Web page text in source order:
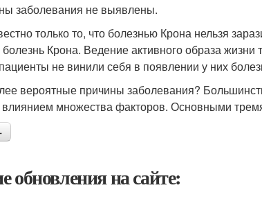
заболевания не выявлены.
только то, что болезнью Крона нельзя
болезнь Крона. Ведение активного образа
не винили себя в появлении у них
вероятные причины заболевания?
влиянием множества факторов. Основными
обновления на сайте: